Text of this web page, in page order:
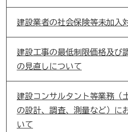
建設業者の社会保険等未加入
建設工事の最低制限価格及び
の見直しについて
建設コンサルタント等業務（
の設計、調査、測量など）に
いて